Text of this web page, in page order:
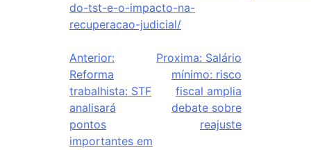
do-tst-e-o-impacto-na-
recuperacao-judicial/
Anterior:
Reforma
trabalhista: STF
analisará
pontos
importantes em
Proxima: Salário
mínimo: risco
fiscal amplia
debate sobre
reajuste